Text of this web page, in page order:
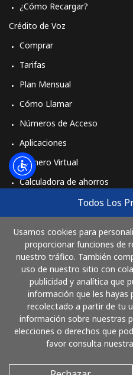
Todos Los
Usamos cookies para
proporcionar funciones de
nuestro tráfico. También
uso de nuestro sitio con
publicidad y analítica que
información que les hayas
recolectado a partir de tu
información sobre nuestras
elecciones o derechos que
favor consulta
¿Cómo Recargar?
Crédito de Voz
Comprar
Tarifas
Plan Mensual
Cómo Llamar
Números de Acceso
Aplicaciones
Número Virtual
Calculadora de ahorros
Cómo funciona